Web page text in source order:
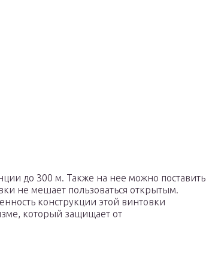
до 300 м. Также на нее можно поставить
не мешает пользоваться открытым.
конструкции этой винтовки
который защищает от